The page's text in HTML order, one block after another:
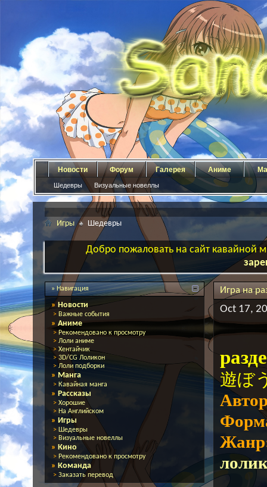
Новости Форум Галерея Аниме
Шедевры Визуальные новеллы
Игры Шедевры
Добро пожаловать на сайт кавайной
» Навигация
» Новости
> Важные события
» Аниме
>Рекомендовано к просмотру
> Лоли аниме
> Хентайчик
>3D/CG Лоликон
> Лоли подборки
» Манга
> Кавайная манга
» Рассказы
> Хорошие
> На Английском
» Игры
> Шедевры
> Визуальные новеллы
» Кино
> Рекомендовано к просмотру
» Команда
> Заказать перевод
Игра на
Oct 17,
遊ぼ